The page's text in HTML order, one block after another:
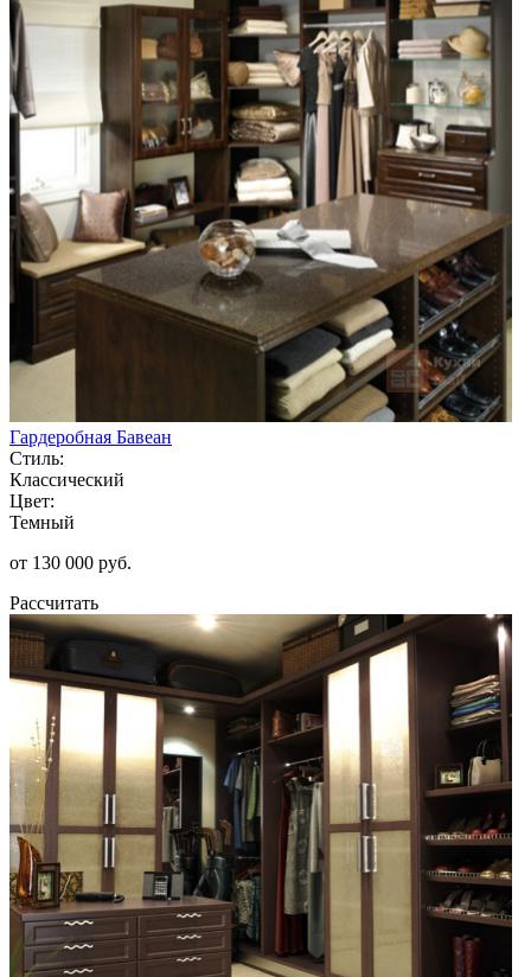
Гардеробная Бавеан
Стиль:
Классический
Цвет:
Темный
от 130 000 руб.
Рассчитать